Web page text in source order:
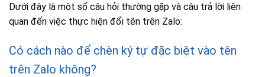
Dưới đây là một số câu hỏi thường gặp và câu trả lời liên
quan đến việc thực hiện đổi tên trên Zalo:
Có cách nào để chèn ký tự đặc biệt vào tên
trên Zalo không?